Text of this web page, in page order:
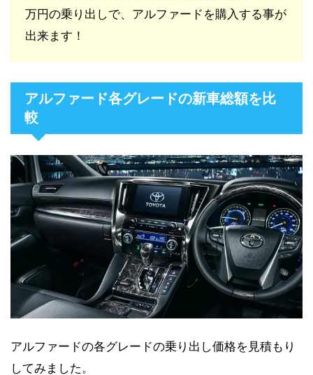
万円の乗り出しで、アルファードを購入する事が
出来ます！
アルファード各グレードの新車総額を比
較
アルファードの各グレードの乗り出し価格を見積もり
してみました。